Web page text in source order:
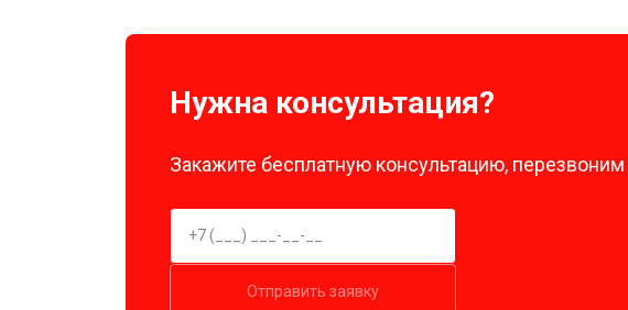
Нужна консультация?
Закажите бесплатную консультацию, перезвоним
Отправить заявку